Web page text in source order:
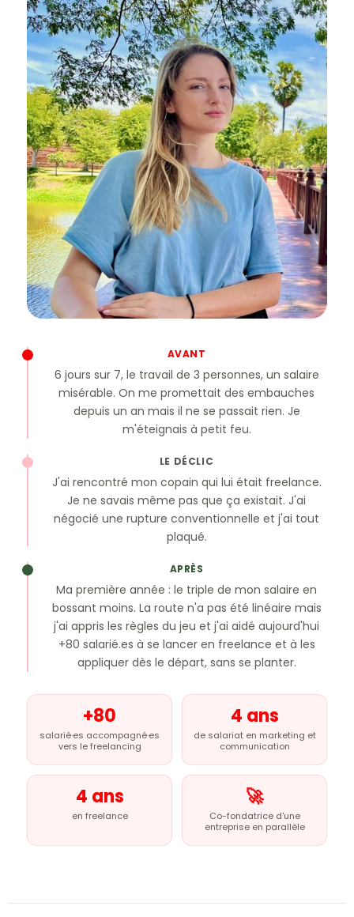
AVANT
6 jours sur 7, le travail de 3 personnes, un salaire
misérable. On me promettait des embauches
depuis un an mais il ne se passait rien. Je
m'éteignais à petit feu.
LE DÉCLIC
J'ai rencontré mon copain qui lui était freelance.
Je ne savais même pas que ça existait. J'ai
négocié une rupture conventionnelle et j'ai tout
plaqué.
APRÈS
Ma première année : le triple de mon salaire en
bossant moins. La route n'a pas été linéaire mais
j'ai appris les règles du jeu et j'ai aidé aujourd'hui
+80 salarié.es à se lancer en freelance et à les
appliquer dès le départ, sans se planter.
+80
salarié·es accompagné·es
vers le freelancing
4 ans
de salariat en marketing et
communication
4 ans
en freelance
🚀
Co-fondatrice d'une
entreprise en parallèle